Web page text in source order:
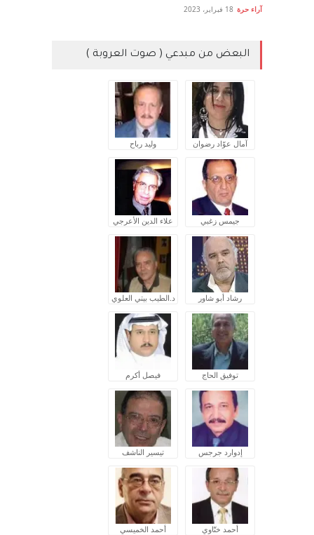
آراء حرة 18 فبراير، 2023
البعض من مبدعي ( صوت العروبة )
آمال عوّاد رضوان وليد رباح
جيمس زغبي علاء الدين الأعرجي
رشاد أبو شاور د.الطيب بيتي العلوي
توفيق الحاج فيصل أكرم
إدوارد جرجس تيسير الناشف
أحمد ختّاوي أحمد الخميسي